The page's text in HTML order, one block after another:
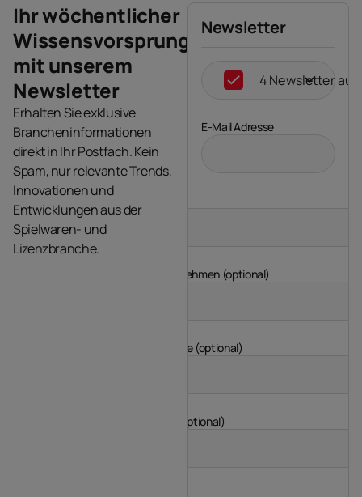
Ihr wöchentlicher
Wissensvorsprung
mit unserem
Newsletter
Erhalten Sie exklusive
Brancheninformationen
direkt in Ihr Postfach. Kein
Spam, nur relevante Trends,
Innovationen und
Entwicklungen aus der
Spielwaren- und
Lizenzbranche.
Newsletter
4 Newsletter
E-Mail Adresse
Unternehmen (optional)
Branche (optional)
Land (optional)